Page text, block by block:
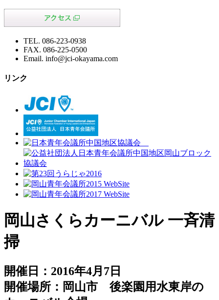
TEL. 086-223-0938
FAX. 086-225-0500
Email. info@jci-okayama.com
リンク
岡山さくらカーニバル 一斉清
掃
開催日：2016年4月7日
開催場所：岡山市 後楽園用水東岸の